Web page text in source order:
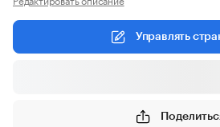
Управлять